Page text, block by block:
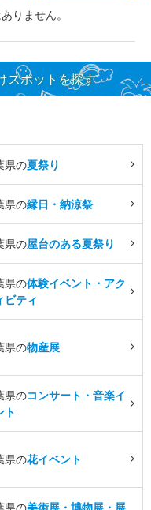
りません。
スポットを探す
県の夏祭り
県の縁日・納涼祭
県の屋台のある夏祭り
県の体験イベント・アク
ビティ
県の物産展
県のコンサート・音楽イ
ト
県の花イベント
県の美術展・博物展・展